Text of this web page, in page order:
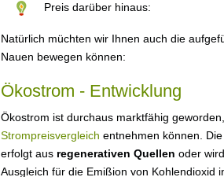
Preis darüber hinaus:
Natürlich müchten wir Ihnen auch die
Nauen bewegen können:
Ökostrom - Entwicklung
Ökostrom ist durchaus marktfähig
Strompreisvergleich entnehmen können.
erfolgt aus regenerativen Quellen oder
Ausgleich für die Emißion von Kohlendioxid